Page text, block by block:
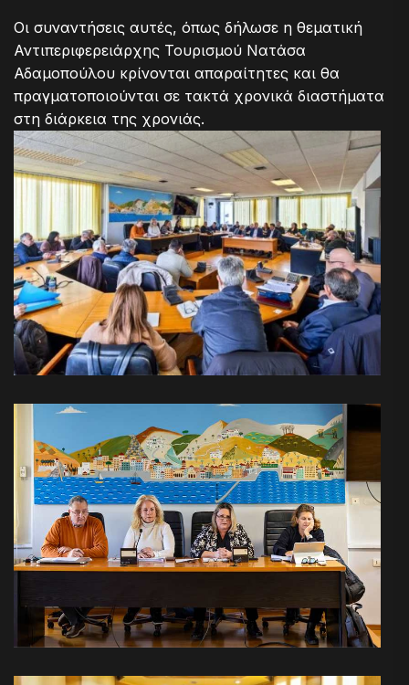
Οι συναντήσεις αυτές, όπως δήλωσε η θεματική
Αντιπεριφερειάρχης Τουρισμού Νατάσα
Αδαμοπούλου κρίνονται απαραίτητες και θα
πραγματοποιούνται σε τακτά χρονικά διαστήματα
στη διάρκεια της χρονιάς.